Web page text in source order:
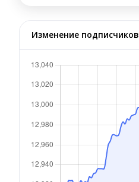
Изменение подписчиков